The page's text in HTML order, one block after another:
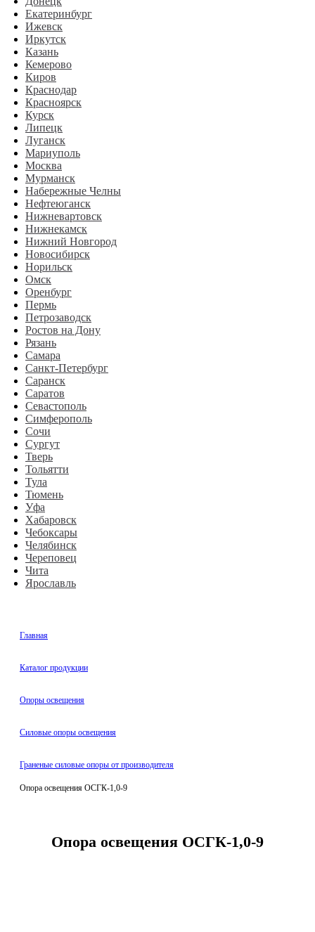
Екатеринбург
Ижевск
Иркутск
Казань
Кемерово
Киров
Краснодар
Красноярск
Курск
Липецк
Луганск
Мариуполь
Москва
Мурманск
Набережные Челны
Нефтеюганск
Нижневартовск
Нижнекамск
Нижний Новгород
Новосибирск
Норильск
Омск
Оренбург
Пермь
Петрозаводск
Ростов на Дону
Рязань
Самара
Санкт-Петербург
Саранск
Саратов
Севастополь
Симферополь
Сочи
Сургут
Тверь
Тольятти
Тула
Тюмень
Уфа
Хабаровск
Чебоксары
Челябинск
Череповец
Чита
Ярославль
Главная
Каталог продукции
Oпоры oсвeщения
Силовые опоры освещения
Граненые силовые опоры от производителя
Опора освещения ОСГК-1,0-9
Опора освещения ОСГК-1,0-9